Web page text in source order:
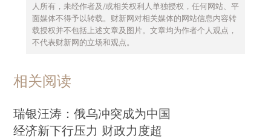
人所有，未经作者及/或相关权利人单独授权，任何网站、平
面媒体不得予以转载。财新网对相关媒体的网站信息内容转
载授权并不包括上述文章及图片。文章均为作者个人观点，
不代表财新网的立场和观点。
相关阅读
瑞银汪涛：俄乌冲突成为中国
经济新下行压力 财政力度超